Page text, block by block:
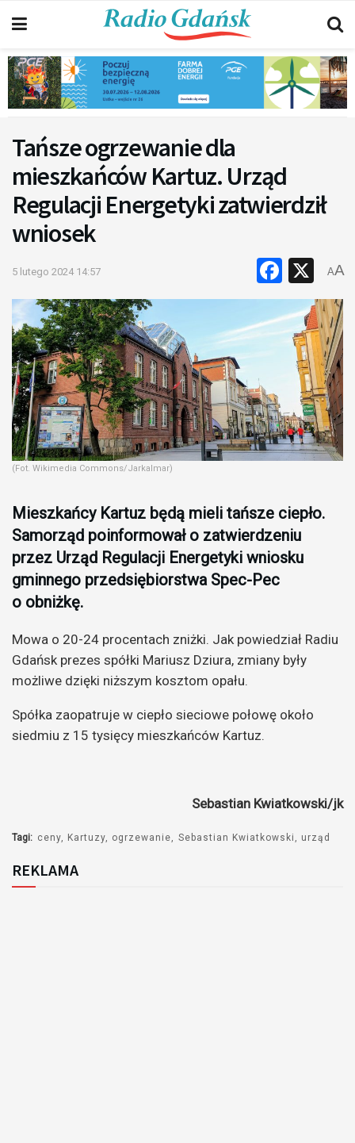
Tańsze ogrzewanie dla
mieszkańców Kartuz. Urząd
Regulacji Energetyki zatwierdził
wniosek
5 lutego 2024 14:57 X
AA
(Fot. Wikimedia Commons/Jarkalmar)
Mieszkańcy Kartuz będą mieli tańsze ciepło.
Samorząd poinformował o zatwierdzeniu
przez Urząd Regulacji Energetyki wniosku
gminnego przedsiębiorstwa Spec-Pec
o obniżkę.
Mowa o 20-24 procentach zniżki. Jak powiedział Radiu
Gdańsk prezes spółki Mariusz Dziura, zmiany były
możliwe dzięki niższym kosztom opału.
Spółka zaopatruje w ciepło sieciowe połowę około
siedmiu z 15 tysięcy mieszkańców Kartuz.
Sebastian Kwiatkowski/jk
Tagi: ceny Kartuzy ogrzewanie Sebastian Kwiatkowski urząd
REKLAMA